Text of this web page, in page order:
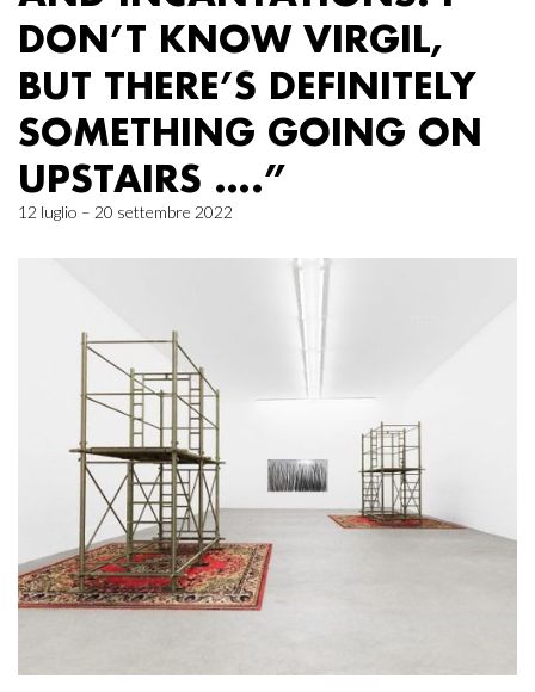
DON’T KNOW VIRGIL,
BUT THERE’S DEFINITELY
SOMETHING GOING ON
UPSTAIRS ….”
12 luglio – 20 settembre 2022